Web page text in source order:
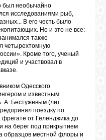
был необычайно
исследованиями рыб,
В его честь было
Но и это не все:
также
четырехтомную
Кроме того, ученый
и участвовал в
Одесского
и известным
А. Бестужевым (лит.
поездку по
от Геленджика до
на берег под прикрытием
образцов местной флоры и